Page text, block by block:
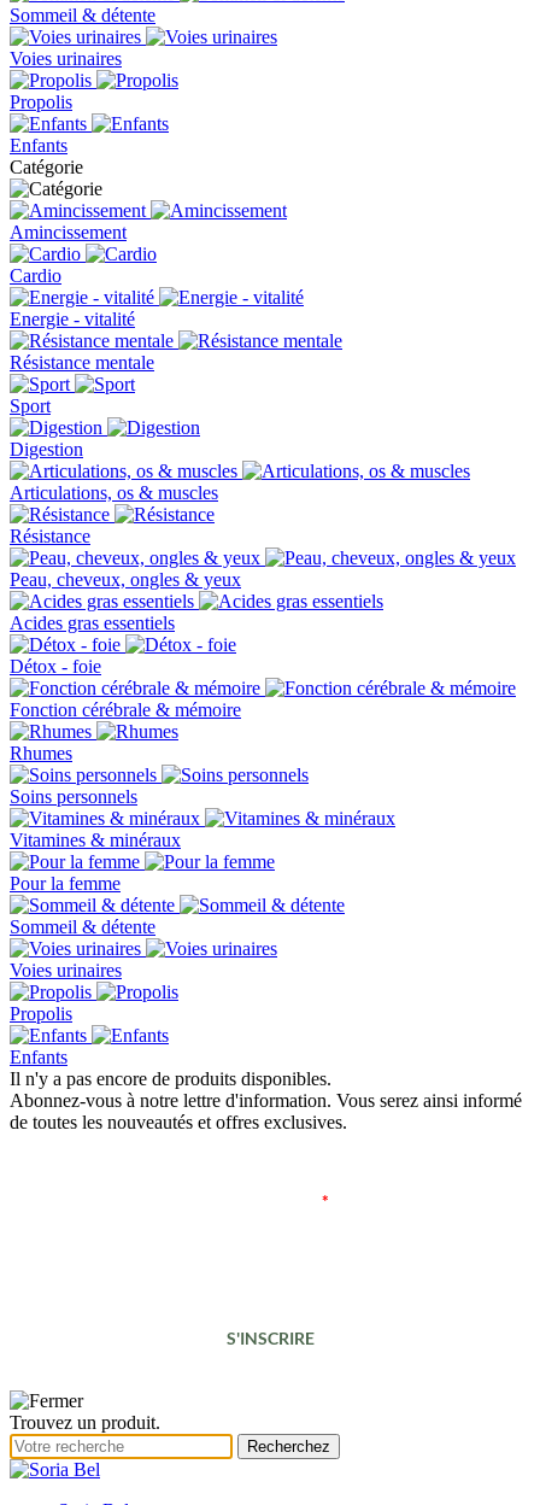
Sommeil & détente
Voies urinaires
Propolis
Enfants
Catégorie
Amincissement
Cardio
Energie - vitalité
Résistance mentale
Sport
Digestion
Articulations, os & muscles
Résistance
Peau, cheveux, ongles & yeux
Acides gras essentiels
Détox - foie
Fonction cérébrale & mémoire
Rhumes
Soins personnels
Vitamines & minéraux
Pour la femme
Sommeil & détente
Voies urinaires
Propolis
Enfants
Il n'y a pas encore de produits disponibles.
Abonnez-vous à notre lettre d'information. Vous serez ainsi informé
de toutes les nouveautés et offres exclusives.
*
S'INSCRIRE
Trouvez un produit.